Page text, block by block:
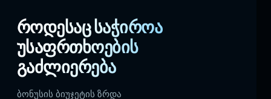
როდესაც საჭიროა
უსაფრთხოების
გაძლიერება
ბონუსის ბიუჯეტის ზრდა